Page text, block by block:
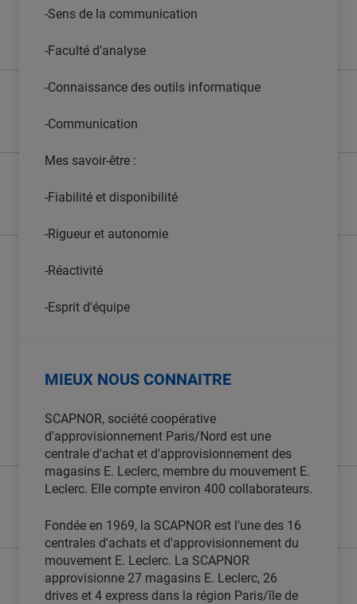
-Sens de la communication
-Faculté d'analyse
-Connaissance des outils informatique
-Communication
Mes savoir-être :
-Fiabilité et disponibilité
-Rigueur et autonomie
-Réactivité
-Esprit d'équipe
MIEUX NOUS CONNAITRE
SCAPNOR, société coopérative
d'approvisionnement Paris/Nord est une
centrale d'achat et d'approvisionnement des
magasins E. Leclerc, membre du mouvement E.
Leclerc. Elle compte environ 400 collaborateurs.
Fondée en 1969, la SCAPNOR est l'une des 16
centrales d'achats et d'approvisionnement du
mouvement E. Leclerc. La SCAPNOR
approvisionne 27 magasins E. Leclerc, 26
drives et 4 express dans la région Paris/île de